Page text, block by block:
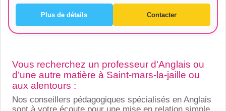
Plus de détails Contacter
Vous recherchez un professeur d'Anglais ou
d’une autre matière à Saint-mars-la-jaille ou
aux alentours :
Nos conseillers pédagogiques spécialisés en Anglais